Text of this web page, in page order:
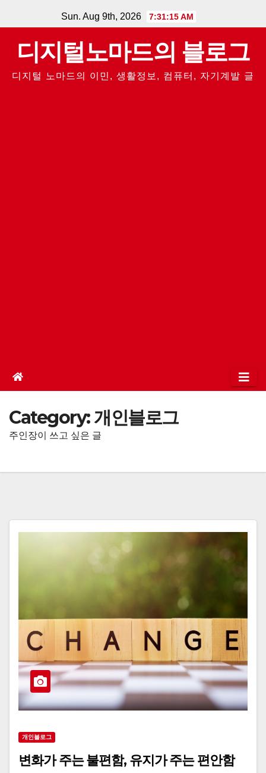
to
content
Sun. Aug 9th, 2026 7:31:16 AM
디지털노마드의 블로그
디지털 노마드의 이민, 생활정보, 컴퓨터, 자기계발 글
Category:개인블로그
주인장이 쓰고 싶은 글
개인블로그
변화가 주는 불편함, 유지가 주는 편안함